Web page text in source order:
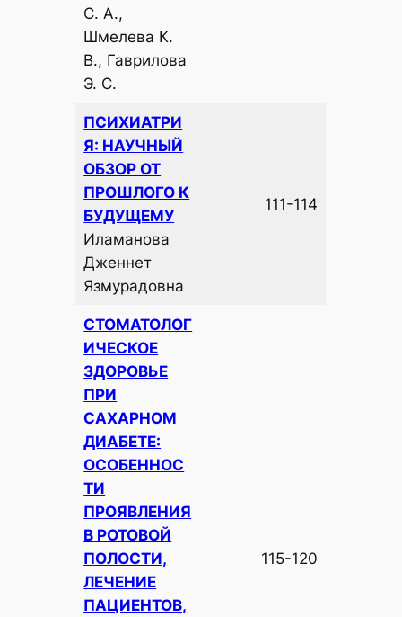
С. А.,
Шмелева К.
В., Гаврилова
Э. С.
ПСИХИАТРИ
Я: НАУЧНЫЙ
ОБЗОР ОТ
ПРОШЛОГО К
БУДУЩЕМУ
Иламанова
Дженнет
Язмурадовна
111-114
СТОМАТОЛОГ
ИЧЕСКОЕ
ЗДОРОВЬЕ
ПРИ
САХАРНОМ
ДИАБЕТЕ:
ОСОБЕННОС
ТИ
ПРОЯВЛЕНИЯ
В РОТОВОЙ
ПОЛОСТИ,
ЛЕЧЕНИЕ
ПАЦИЕНТОВ,
115-120